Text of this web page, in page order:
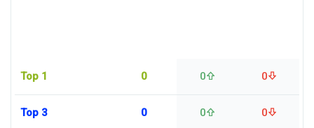
Top 1 0 0 0
Top 3 0 0 0